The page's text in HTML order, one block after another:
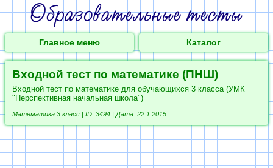
Главное меню Каталог
Входной тест по математике (ПНШ)
Входной тест по математике для обучающихся 3 класса (УМК
"Перспективная начальная школа")
Математика 3 класс | ID: 3494 | Дата: 22.1.2015